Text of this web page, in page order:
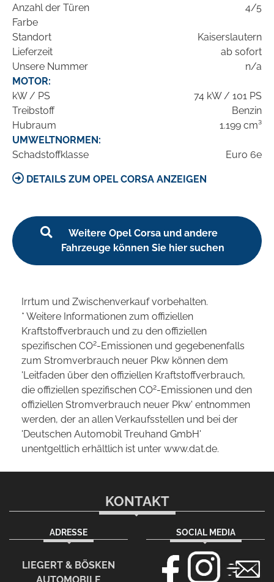
Anzahl der Türen
4/5
Farbe
Standort
Kaiserslautern
Lieferzeit
ab sofort
Unsere Nummer
n/a
MOTOR:
kW / PS
74 kW / 101 PS
Treibstoff
Benzin
Hubraum
1.199 cm³
UMWELTNORMEN:
Schadstoffklasse
Euro 6e
DETAILS ZUM OPEL CORSA ANZEIGEN
Weitere Opel Corsa und andere
Fahrzeuge können Sie hier suchen
Irrtum und Zwischenverkauf vorbehalten.
* Weitere Informationen zum offiziellen
Kraftstoffverbrauch und zu den offiziellen
spezifischen CO2-Emissionen und gegebenenfalls
zum Stromverbrauch neuer Pkw können dem
'Leitfaden über den offiziellen Kraftstoffverbrauch,
die offiziellen spezifischen CO2-Emissionen und den
offiziellen Stromverbrauch neuer Pkw' entnommen
werden, der an allen Verkaufsstellen und bei der
'Deutschen Automobil Treuhand GmbH'
unentgeltlich erhältlich ist unter www.dat.de.
KONTAKT
ADRESSE
LIEGERT & BÖSKEN
SOCIAL MEDIA